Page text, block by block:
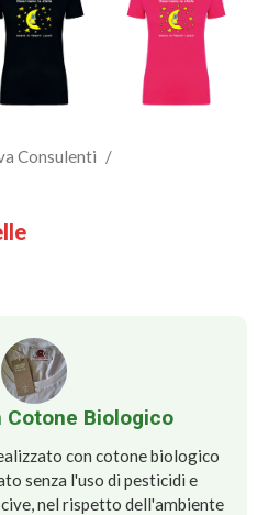
Consulenti
Cotone Biologico
con cotone biologico
senza l'uso di pesticidi e
nel rispetto dell'ambiente